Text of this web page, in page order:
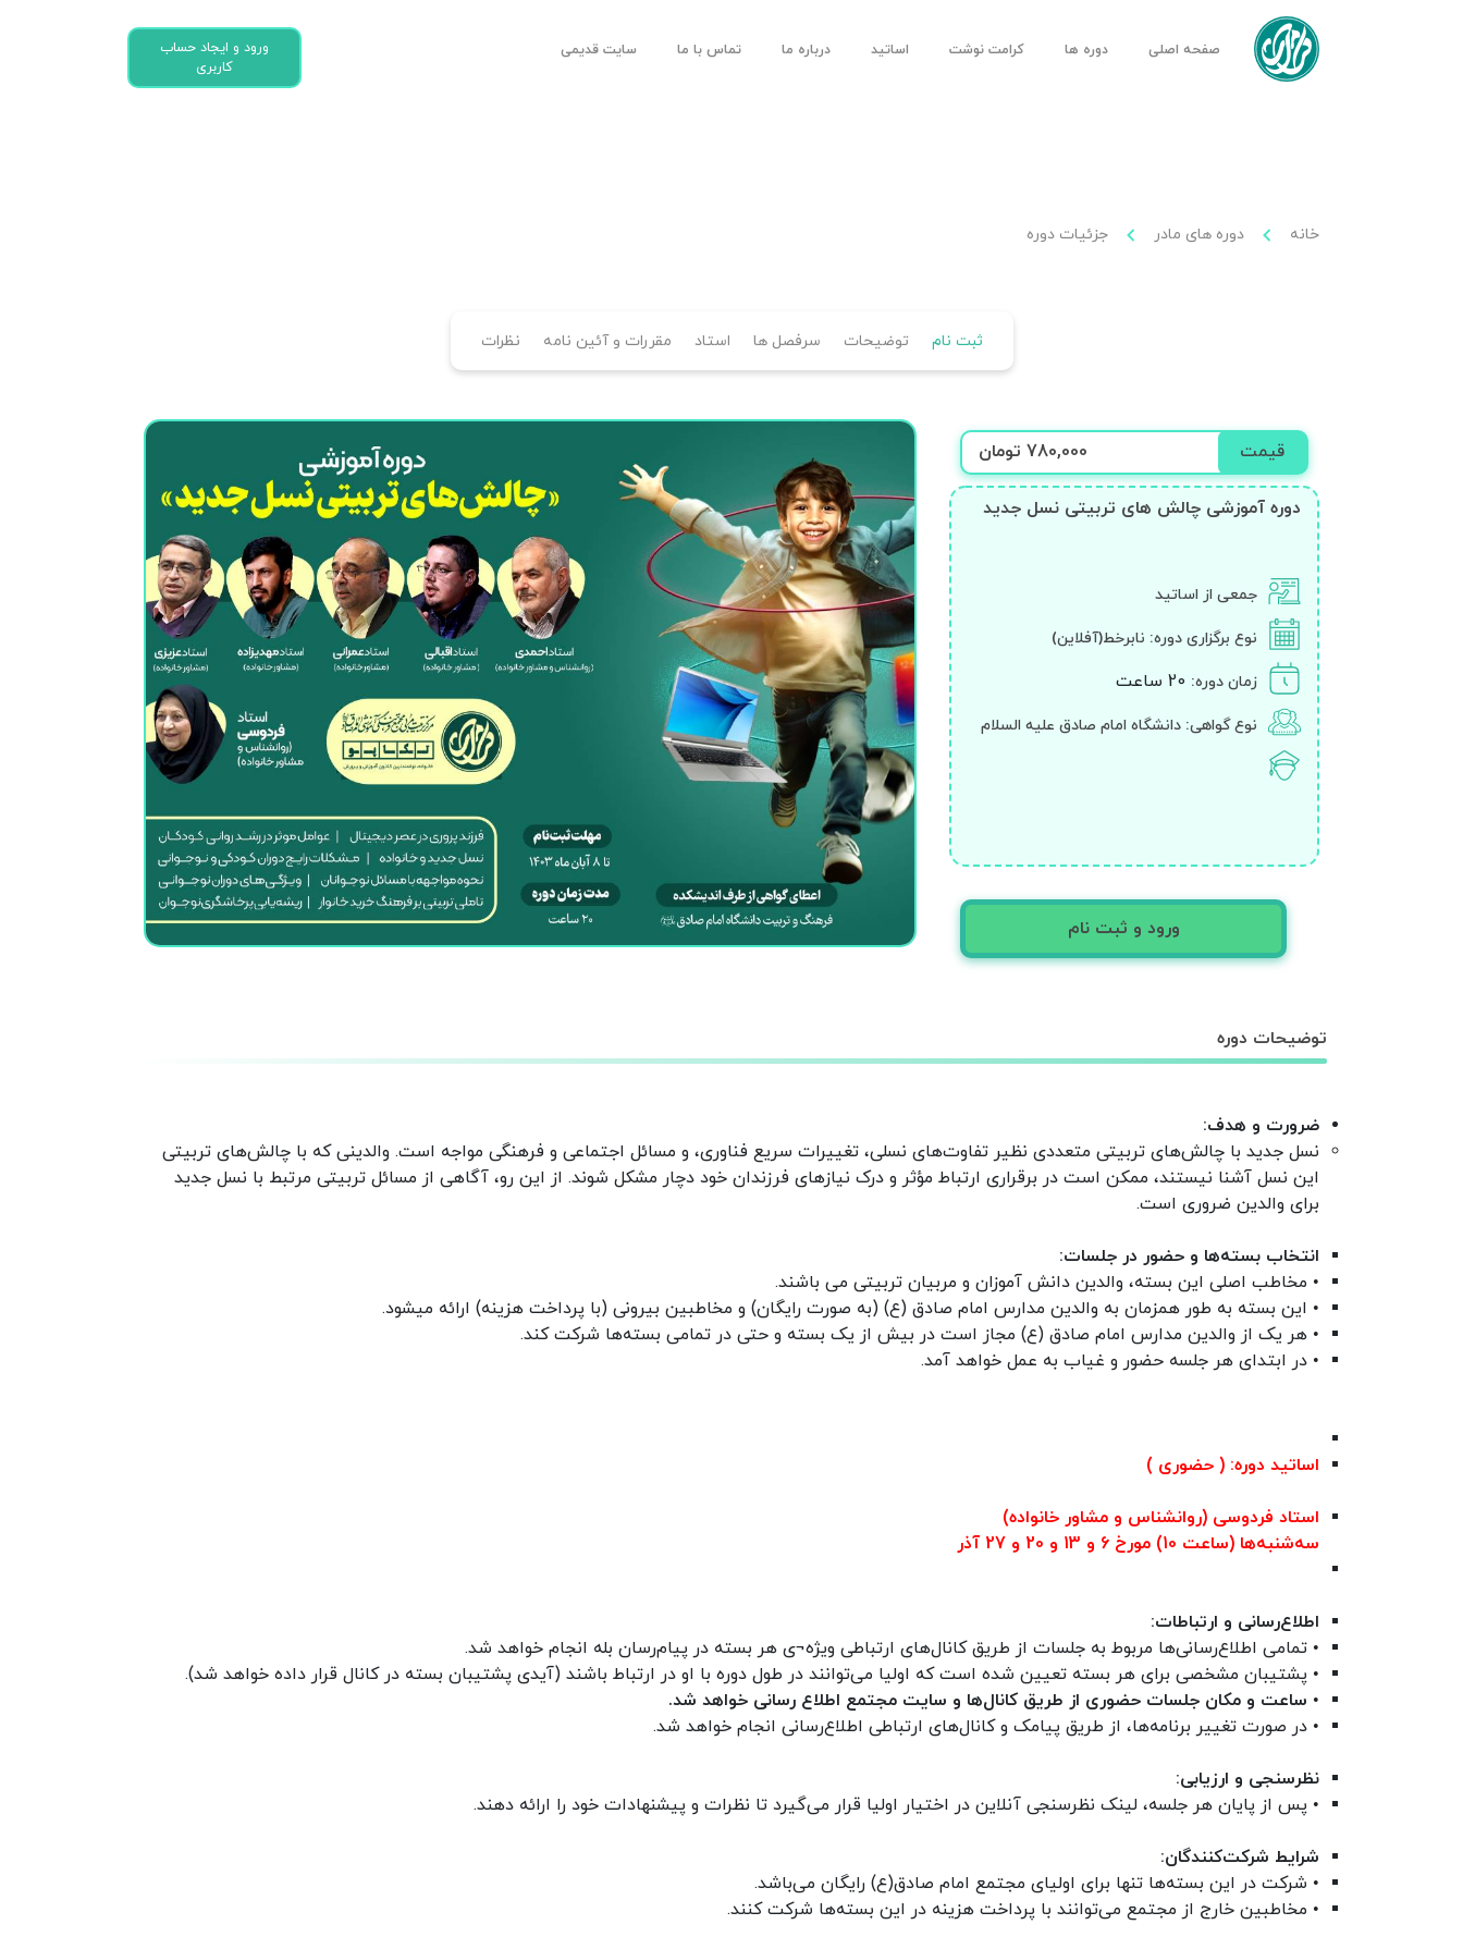
صفحه اصلی دوره ها کرامت نوشت اساتید درباره ما تماس با ما سایت قدیمی
ورود و ایجاد حساب
کاربری
خانه دوره های مادر جزئیات دوره
ثبت نام توضیحات سرفصل ها استاد مقررات و آئین نامه نظرات
قیمت 780,000 تومان
دوره آموزشی چالش های تربیتی نسل جدید
جمعی از اساتید
نوع برگزاری دوره: نابرخط(آفلاین)
زمان دوره: 20 ساعت
نوع گواهی: دانشگاه امام صادق علیه السلام
ورود و ثبت نام
توضیحات دوره
ضرورت و هدف:
نسل جدید با چالش‌های تربیتی متعددی نظیر تفاوت‌های نسلی، تغییرات سریع فناوری، و مسائل اجتماعی و فرهنگی مواجه است. والدینی که با چالش‌های تربیتی
این نسل آشنا نیستند، ممکن است در برقراری ارتباط مؤثر و درک نیازهای فرزندان خود دچار مشکل شوند. از این رو، آگاهی از مسائل تربیتی مرتبط با نسل جدید
برای والدین ضروری است.
انتخاب بسته‌ها و حضور در جلسات:
• مخاطب اصلی این بسته، والدین دانش آموزان و مربیان تربیتی می باشند.
• این بسته به طور همزمان به والدین مدارس امام صادق (ع) (به صورت رایگان) و مخاطبین بیرونی (با پرداخت هزینه) ارائه میشود.
• هر یک از والدین مدارس امام صادق (ع) مجاز است در بیش از یک بسته و حتی در تمامی بسته‌ها شرکت کند.
• در ابتدای هر جلسه حضور و غیاب به عمل خواهد آمد.
اساتید دوره: ( حضوری )
استاد فردوسی (روانشناس و مشاور خانواده)
سه‌شنبه‌ها (ساعت 10) مورخ 6 و 13 و 20 و 27 آذر
اطلاع‌رسانی و ارتباطات:
• تمامی اطلاع‌رسانی‌ها مربوط به جلسات از طریق کانال‌های ارتباطی ویژه¬ی هر بسته در پیام‌رسان‌ بله انجام خواهد شد.
• پشتیبان مشخصی برای هر بسته تعیین شده است که اولیا می‌توانند در طول دوره با او در ارتباط باشند (آیدی پشتیبان بسته در کانال قرار داده خواهد شد).
• ساعت و مکان جلسات حضوری از طریق کانال‌ها و سایت مجتمع اطلاع رسانی خواهد شد.
• در صورت تغییر برنامه‌ها، از طریق پیامک و کانال‌های ارتباطی اطلاع‌رسانی انجام خواهد شد.
نظرسنجی و ارزیابی:
• پس از پایان هر جلسه، لینک نظرسنجی آنلاین در اختیار اولیا قرار می‌گیرد تا نظرات و پیشنهادات خود را ارائه دهند.
شرایط شرکت‌کنندگان:
• شرکت در این بسته‌ها تنها برای اولیای مجتمع امام صادق(ع) رایگان می‌باشد.
• مخاطبین خارج از مجتمع می‌توانند با پرداخت هزینه در این بسته‌ها شرکت کنند.